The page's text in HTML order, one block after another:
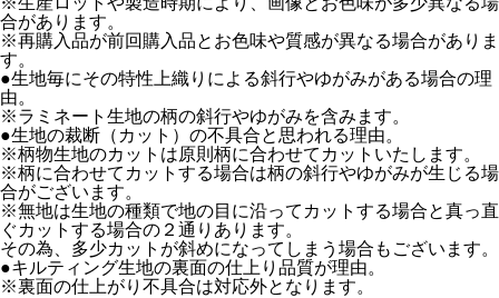
合があります。
※再購入品が前回購入品とお色味や質感が異なる場合がありま
す。
●生地毎にその特性上織りによる斜行やゆがみがある場合の理
由。
※ラミネート生地の柄の斜行やゆがみを含みます。
●生地の裁断（カット）の不具合と思われる理由。
※柄物生地のカットは原則柄に合わせてカットいたします。
※柄に合わせてカットする場合は柄の斜行やゆがみが生じる場
合がございます。
※無地は生地の種類で地の目に沿ってカットする場合と真っ直
ぐカットする場合の２通りあります。
その為、多少カットが斜めになってしまう場合もございます。
●キルティング生地の裏面の仕上り品質が理由。
※裏面の仕上がり不具合は対応外となります。